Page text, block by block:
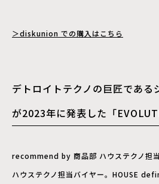
＞diskunion での購入はこちら
デトロイトテクノの巨匠である
が2023年に発表した「
recommend by 商品部 ハウステクノ担
ハウステクノ担当バイヤー。HOUSE